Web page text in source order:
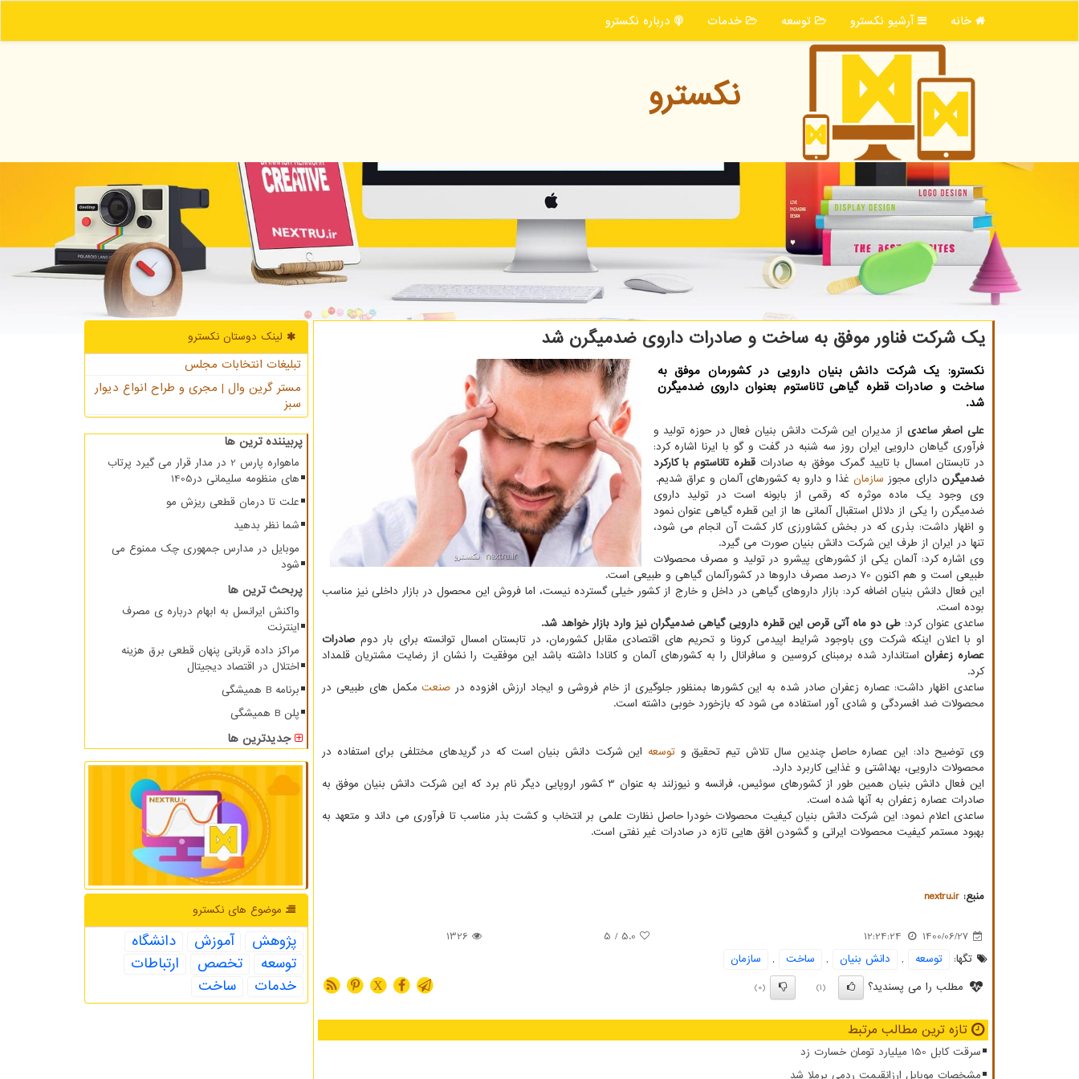
خانه آرشیو نكسترو توسعه خدمات درباره نكسترو
نكسترو
یک شرکت فناور موفق به ساخت و صادرات داروی ضدمیگرن شد
نکسترو: یک شرکت دانش بنیان دارویی در کشورمان موفق به
ساخت و صادرات قطره گیاهی تاناستوم بعنوان داروی ضدمیگرن
شد.
علی اصغر ساعدی از مدیران این شرکت دانش بنیان فعال در حوزه تولید و
فرآوری گیاهان دارویی ایران روز سه شنبه در گفت‎ و گو با ایرنا اشاره کرد:
در تابستان امسال با تایید گمرک موفق به صادرات قطره تاناستوم با کارکرد
ضدمیگرن دارای مجوز سازمان غذا و دارو به کشورهای آلمان و عراق شدیم.
وی وجود یک ماده موثره که رقمی از بابونه است در تولید داروی
ضدمیگرن را یکی از دلائل استقبال آلمانی ها از این قطره گیاهی عنوان نمود
و اظهار داشت: بذری که در بخش کشاورزی کار کشت آن انجام می شود،
تنها در ایران از طرف این شرکت دانش بنیان صورت می گیرد.
وی اشاره کرد: آلمان یکی از کشورهای پیشرو در تولید و مصرف محصولات
طبیعی است و هم اکنون 70 درصد مصرف داروها در کشورآلمان گیاهی و طبیعی است.
این فعال دانش بنیان اضافه کرد: بازار داروهای گیاهی در داخل و خارج از کشور خیلی گسترده نیست، اما فروش این محصول در بازار داخلی نیز مناسب
بوده است.
ساعدی عنوان کرد: طی دو ماه آتی قرص این قطره دارویی گیاهی ضدمیگران نیز وارد بازار خواهد شد.
او با اعلان اینکه شرکت وی باوجود شرایط اپیدمی کرونا و تحریم های اقتصادی مقابل کشورمان، در تابستان امسال توانسته برای بار دوم صادرات
عصاره زعفران استاندارد شده برمبنای کروسین و سافرانال را به کشورهای آلمان و کانادا داشته باشد این موفقیت را نشان از رضایت مشتریان قلمداد
کرد.
ساعدی اظهار داشت: عصاره زعفران صادر شده به این کشورها بمنظور جلوگیری از خام فروشی و ایجاد ارزش افزوده در صنعت
مکمل‎ های طبیعی در
محصولات ضد افسردگی و شادی آور استفاده می شود که بازخورد خوبی داشته است.
وی توضیح داد: این عصاره حاصل چندین سال تلاش تیم تحقیق و توسعه این شرکت دانش بنیان است که در گریدهای مختلفی برای استفاده در
محصولات دارویی، بهداشتی و غذایی کاربرد دارد.
این فعال دانش بنیان همین طور از کشورهای سوئیس، فرانسه و نیوزلند به عنوان 3 کشور اروپایی دیگر نام برد که این شرکت دانش بنیان موفق به
صادرات عصاره زعفران به آنها شده است.
ساعدی اعلام نمود: این شرکت دانش بنیان کیفیت محصولات خودرا حاصل نظارت علمی بر انتخاب و کشت بذر مناسب تا فرآوری می داند و متعهد به
بهبود مستمر کیفیت محصولات ایرانی و گشودن افق هایی تازه در صادرات غیر نفتی است.
منبع: nextru.ir
1400/06/27
12:24:24
5.0
/ 5
1326
تگها:
توسعه , دانش بنیان , ساخت ,
سازمان
مطلب را می پسندید؟
(1)
(0)
X
تازه ترین مطالب مرتبط
سرقت کابل 150 میلیارد تومان خسارت زد
مشخصات موبایل ارزانقیمت ردمی برملا شد
لینک دوستان نكسترو
تبلیغات انتخابات مجلس
مستر گرین وال | مجری و طراح انواع دیوار
سبز
پربیننده ترین ها
ماهواره پارس 2 در مدار قرار می گیرد پرتاب
های منظومه سلیمانی در1405
علت تا درمان قطعی ریزش مو
شما نظر بدهید
موبایل در مدارس جمهوری چک ممنوع می
شود
پربحث ترین ها
واکنش ایرانسل به ابهام درباره ی مصرف
اینترنت
مراکز داده قربانی پنهان قطعی برق هزینه
اختلال در اقتصاد دیجیتال
برنامه B همیشگی
پلن B همیشگی
جدیدترین ها
موضوع های نكسترو
پژوهش آموزش
دانشگاه
توسعه
تخصص
ارتباطات
خدمات
ساخت